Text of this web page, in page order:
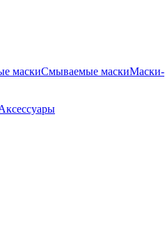
маскиСмываемые маскиМаски-